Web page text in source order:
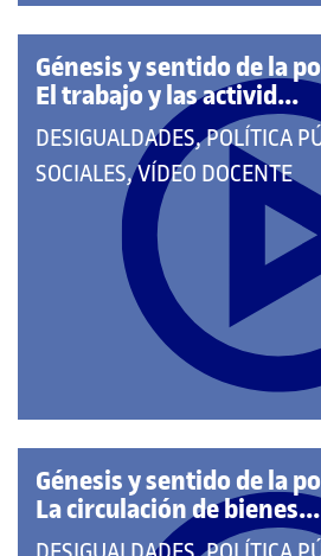
Génesis y sentido de la
El trabajo y las activid...
QUE
PERTENECE
CATEGORÍAS:
DESIGUALDADES, POLÍTICA
SOCIALES, VÍDEO DOCENTE
Génesis y sentido de la
La circulación de bienes...